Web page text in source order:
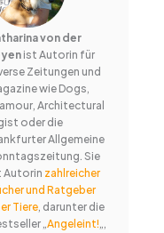
von der
ist Autorin für
Zeitungen und
wie Dogs,
Architectural
oder die
Allgemeine
Sie
Autorin zahlreicher
und Ratgeber
Tiere, darunter die
„Angeleint!„,